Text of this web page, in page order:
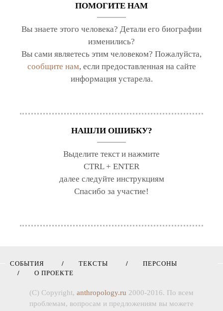
ПОМОГИТЕ НАМ
Вы знаете этого человека? Детали его биографии
изменились?
Вы сами являетесь этим человеком? Пожалуйста,
сообщите нам, если предоставленная на сайте
информация устарела.
НАШЛИ ОШИБКУ?
Выделите текст и нажмите
CTRL + ENTER
далее следуйте инструкциям
Спасибо за участие!
СОБЫТИЯ ТЕКСТЫ
ПЕРСОНЫ
О ПРОЕКТЕ
(C) Copyright, anthropology.ru 2000-2016. По всем
проблемам, вопросам и предложениям вы можете